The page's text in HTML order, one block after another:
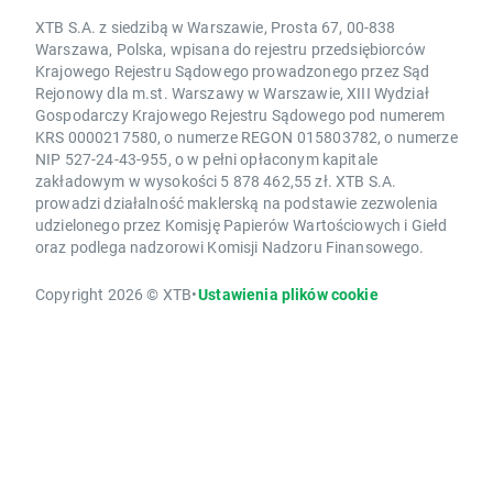
XTB S.A. z siedzibą w Warszawie, Prosta 67, 00-838
Warszawa, Polska, wpisana do rejestru przedsiębiorców
Krajowego Rejestru Sądowego prowadzonego przez Sąd
Rejonowy dla m.st. Warszawy w Warszawie, XIII Wydział
Gospodarczy Krajowego Rejestru Sądowego pod numerem
KRS 0000217580, o numerze REGON 015803782, o numerze
NIP 527-24-43-955, o w pełni opłaconym kapitale
zakładowym w wysokości 5 878 462,55 zł. XTB S.A.
prowadzi działalność maklerską na podstawie zezwolenia
udzielonego przez Komisję Papierów Wartościowych i Giełd
oraz podlega nadzorowi Komisji Nadzoru Finansowego.
Copyright 2026 © XTB•Ustawienia plików cookie